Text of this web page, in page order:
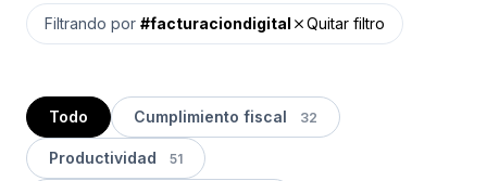
Filtrando por #facturaciondigital closeQuitar filtro
Todo Cumplimiento fiscal 32
Productividad 51